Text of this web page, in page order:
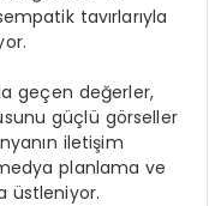
tavırlarıyla
geçen değerler,
güçlü görseller
iletişim
medya planlama ve
üstleniyor.